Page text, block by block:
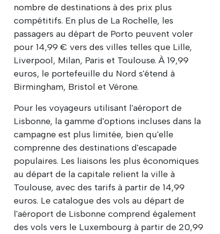
nombre de destinations à des prix plus
compétitifs. En plus de La Rochelle, les
passagers au départ de Porto peuvent voler
pour 14,99 € vers des villes telles que Lille,
Liverpool, Milan, Paris et Toulouse. À 19,99
euros, le portefeuille du Nord s'étend à
Birmingham, Bristol et Vérone.
Pour les voyageurs utilisant l'aéroport de
Lisbonne, la gamme d'options incluses dans la
campagne est plus limitée, bien qu'elle
comprenne des destinations d'escapade
populaires. Les liaisons les plus économiques
au départ de la capitale relient la ville à
Toulouse, avec des tarifs à partir de 14,99
euros. Le catalogue des vols au départ de
l'aéroport de Lisbonne comprend également
des vols vers le Luxembourg à partir de 20,99